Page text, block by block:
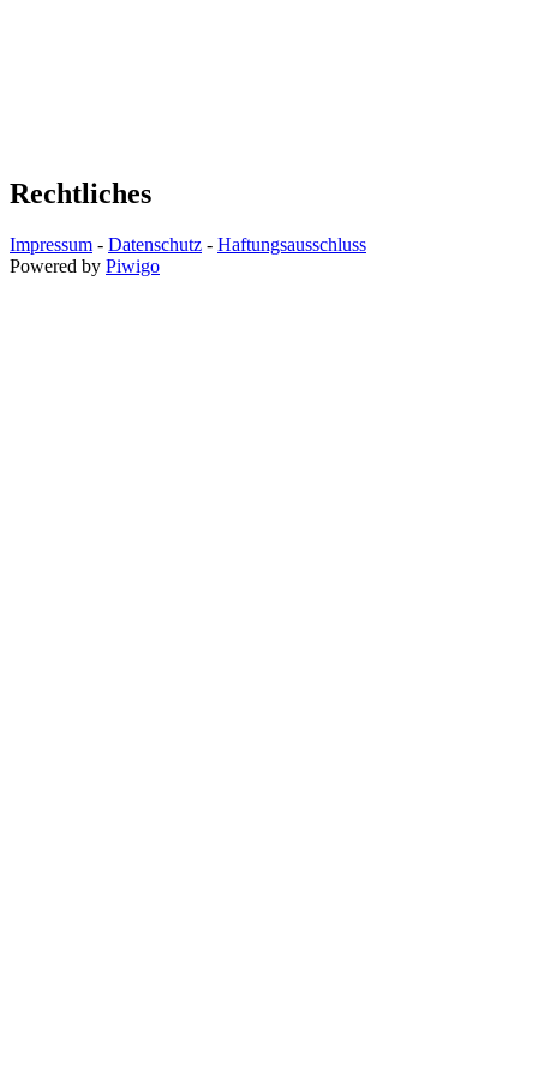
Rechtliches
Impressum - Datenschutz - Haftungsausschluss
Powered by Piwigo